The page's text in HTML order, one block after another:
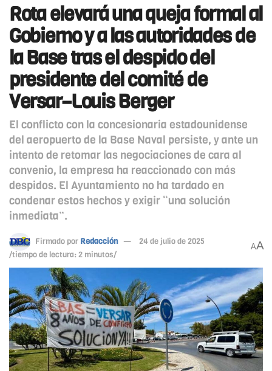
Rota elevará una queja formal al
Gobierno y a las autoridades de
la Base tras el despido del
presidente del comité de
Versar–Louis Berger
El conflicto con la concesionaria estadounidense
del aeropuerto de la Base Naval persiste, y ante un
intento de retomar las negociaciones de cara al
convenio, la empresa ha reaccionado con más
despidos. El Ayuntamiento no ha tardado en
condenar estos hechos y exigir “una solución
inmediata”.
Firmado por Redacción
24 de julio de 2025
/tiempo de lectura: 2 minutos/
AA